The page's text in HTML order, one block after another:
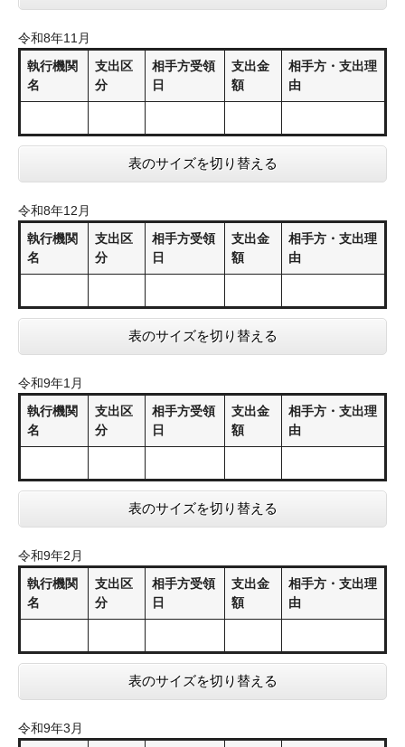
令和8年11月
執行機関
名
支出区
分
相手方受領
日
支出金
額
相手方・支出理
由
表のサイズを切り替える
令和8年12月
執行機関
名
支出区
分
相手方受領
日
支出金
額
相手方・支出理
由
表のサイズを切り替える
令和9年1月
執行機関
名
支出区
分
相手方受領
日
支出金
額
相手方・支出理
由
表のサイズを切り替える
令和9年2月
執行機関
名
支出区
分
相手方受領
日
支出金
額
相手方・支出理
由
表のサイズを切り替える
令和9年3月